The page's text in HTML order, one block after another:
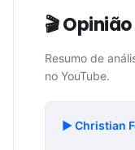
🎬
Resumo de
no YouTube.
▶️ Christian